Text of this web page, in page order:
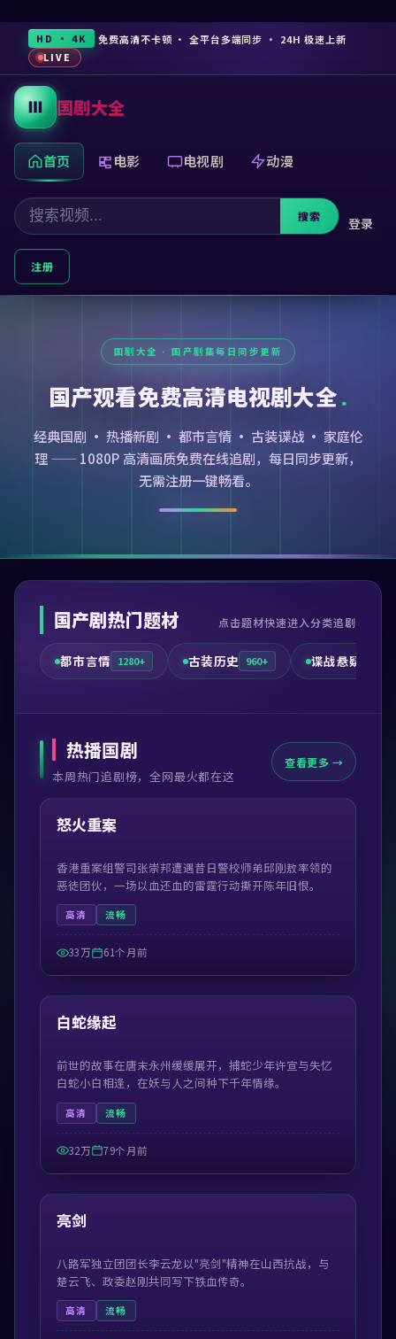
HD · 4K 免费高清不卡顿 · 全平台多端同步 · 24H 极速上新
LIVE
国剧大全
首页 电影 电视剧 动漫
搜索 登录
注册
国产观看免费高清电视剧大全
经典国剧 · 热播新剧 · 都市言情 · 古装谍战 · 家庭伦
理 —— 1080P 高清画质免费在线追剧，每日同步更新，
无需注册一键畅看。
国产剧热门题材 点击题材快速进入分类追剧
都市言情 1280+ 古装历史 960+ 谍战悬疑
热播国剧
本周热门追剧榜，全网最火都在这
查看更多 →
热门
怒火重案
香港重案组警司张崇邦遭遇昔日警校师弟邱刚敖率领的
恶徒团伙，一场以血还血的雷霆行动撕开陈年旧恨。
高清 流畅
33万 61个月前
热门
52:03
白蛇缘起
前世的故事在唐末永州缓缓展开，捕蛇少年许宣与失忆
白蛇小白相逢，在妖与人之间种下千年情缘。
高清 流畅
32万 79个月前
热门
45:09
亮剑
八路军独立团团长李云龙以"亮剑"精神在山西抗战，与
楚云飞、政委赵刚共同写下铁血传奇。
高清 流畅